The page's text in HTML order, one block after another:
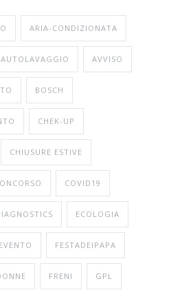
ARIA-CONDIZIONATA
AUTOLAVAGGIO AVVISO
BOSCH
CHEK-UP
CHIUSURE ESTIVE
COVID19
ECOLOGIA
EVENTO FESTADEIPAPA
FRENI GPL